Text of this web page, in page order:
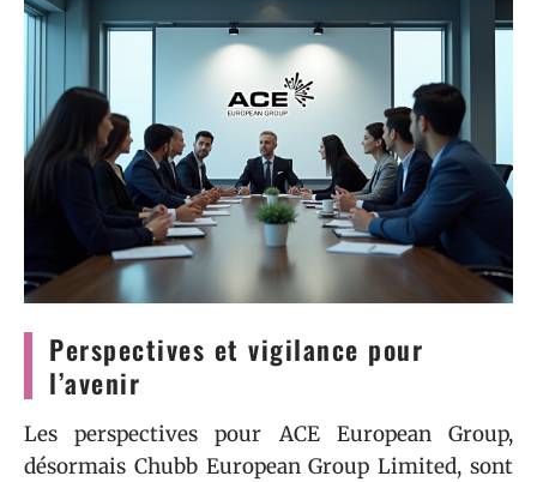
Perspectives et vigilance pour
l’avenir
Les perspectives pour ACE European Group,
désormais Chubb European Group Limited, sont